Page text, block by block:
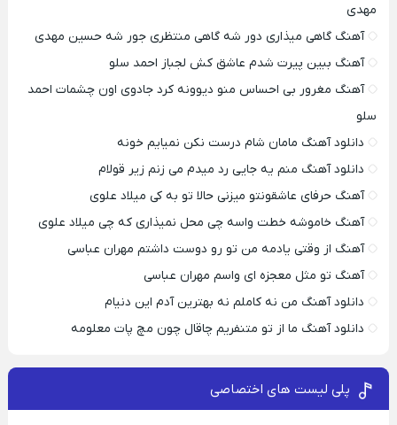
مهدی
آهنگ گاهی میذاری دور شه گاهی منتظری جور شه حسین مهدی
آهنگ ببین پیرت شدم عاشق کش لجباز احمد سلو
آهنگ مغرور بی احساس منو دیوونه کرد جادوی اون چشمات احمد
سلو
دانلود آهنگ مامان شام درست نکن نمیایم خونه
دانلود آهنگ منم یه جایی رد میدم می زنم زیر قولام
آهنگ حرفای عاشقونتو میزنی حالا تو به کی میلاد علوی
آهنگ خاموشه خطت واسه چی محل نمیذاری که چی میلاد علوی
آهنگ از وقتی یادمه من تو رو دوست داشتم مهران عباسی
آهنگ تو مثل معجزه ای واسم مهران عباسی
دانلود آهنگ من نه کاملم نه بهترین آدم این دنیام
دانلود آهنگ ما از تو متنفریم چاقال چون مچ پات معلومه
پلی لیست های اختصاصی